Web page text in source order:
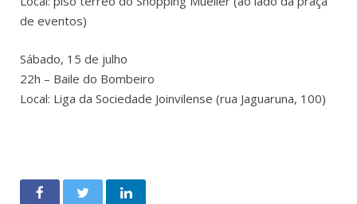
de eventos)
Sábado, 15 de julho
22h – Baile do Bombeiro
Local: Liga da Sociedade Joinvilense (rua Jaguaruna, 100)